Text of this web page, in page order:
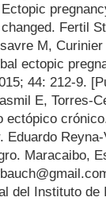
changed. Fertil
M,
ectopic
44: 212-9.
E, Torres-
ectópico crónico
Eduardo
Maracaibo,
del Instituto de